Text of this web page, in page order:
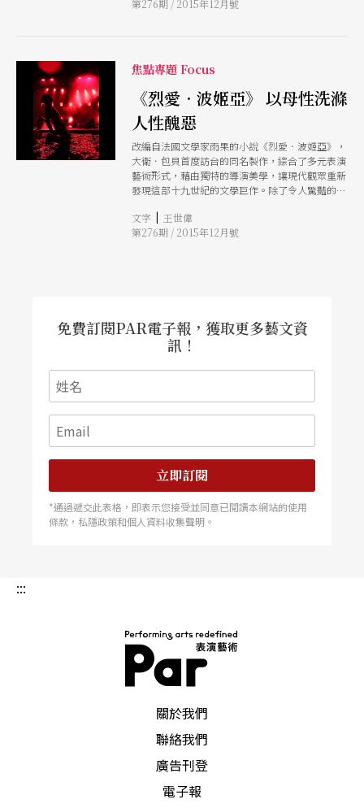
話。」他說。「況且，如果巴黎人那麼想要看我的
第276期 / 2015年12月號
焦點專題 Focus
《烈愛．波姬亞》 以母性洗滌
人性醜惡
改編自法國文學家雨果的小說《烈愛．波姬亞》，
大衛．包貝首度訪台的同名製作，綜合了多元表演
藝術形式，藉由獨特的導演美學，讓現代觀眾重新
發現這部十九世紀的文學巨作。除了令人驚豔的水
玫瑰》的碧翠絲．黛兒，擔綱愛恨強烈的當代波姬
亞，加上舞者、雜技表演者，及激情的搖滾樂，
文字 | 王世偉
第276期 / 2015年12月號
免費訂閱PAR電子報，獲取更多藝文資
訊！
立即訂閱
*通過遞交此表格，即表示您接受並同意已閱讀本網站的使用
條款，私隱政策和個人資料收集聲明。
:::
關於我們
聯絡我們
廣告刊登
電子報